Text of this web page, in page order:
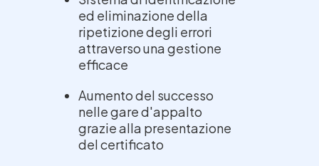
ed eliminazione della
ripetizione degli errori
attraverso una gestione
efficace
Aumento del successo
nelle gare d'appalto
grazie alla presentazione
del certificato